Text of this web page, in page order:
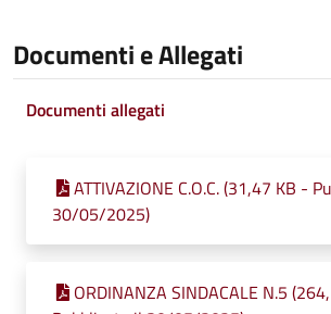
Documenti e Allegati
Documenti allegati
ATTIVAZIONE C.O.C. (31,47 KB -
30/05/2025)
ORDINANZA SINDACALE N.5